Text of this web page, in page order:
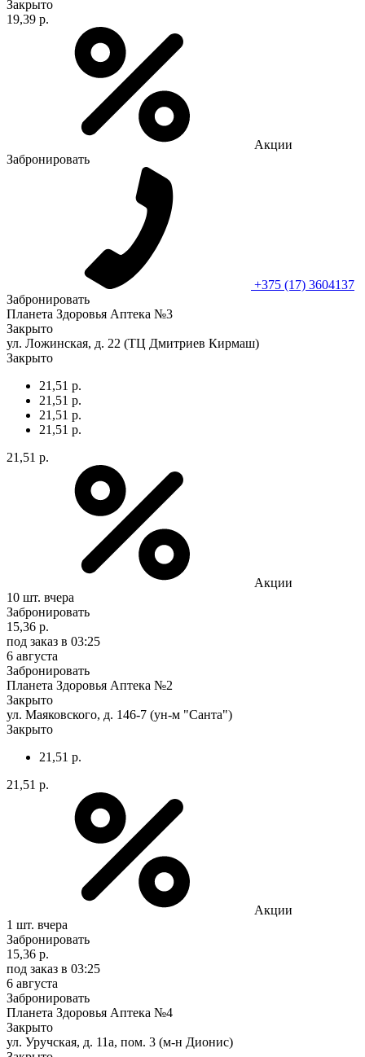
Закрыто
19,39 р.
Акции
Забронировать
+375 (17) 3604137
Забронировать
Планета Здоровья Аптека №3
Закрыто
ул. Ложинская, д. 22 (ТЦ Дмитриев Кирмаш)
Закрыто
21,51 р.
21,51 р.
21,51 р.
21,51 р.
21,51 р.
Акции
10 шт. вчера
Забронировать
15,36 р.
под заказ в 03:25
6 августа
Забронировать
Планета Здоровья Аптека №2
Закрыто
ул. Маяковского, д. 146-7 (ун-м "Санта")
Закрыто
21,51 р.
21,51 р.
Акции
1 шт. вчера
Забронировать
15,36 р.
под заказ в 03:25
6 августа
Забронировать
Планета Здоровья Аптека №4
Закрыто
ул. Уручская, д. 11а, пом. 3 (м-н Дионис)